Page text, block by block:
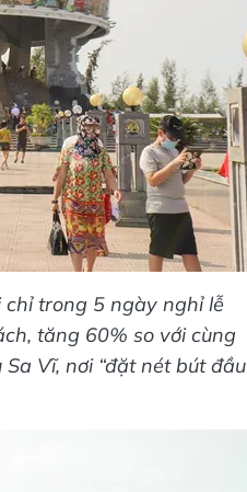
chỉ trong 5 ngày nghỉ lễ
tăng 60% so với cùng
Vĩ, nơi “đặt nét bút đầu